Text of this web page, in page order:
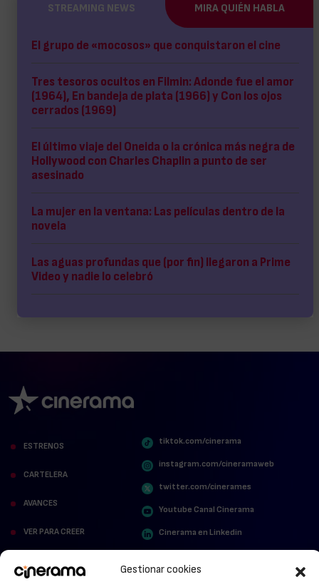
Gestionar cookies
STREAMING NEWS MIRA QUIÉN HABLA
El grupo de «mocosos» que conquistaron el cine
Tres tesoros ocultos en Filmin: Adonde fue el amor
(1964), En bandeja de plata (1966) y Con los ojos
cerrados (1969)
El último viaje del Oneida o la crónica más negra de
Hollywood con Charles Chaplin a punto de ser
asesinado
La mujer en la ventana: Las películas dentro de la
novela
Las aguas profundas que (por fin) llegaron a Prime
Video y nadie lo celebró
ESTRENOS
CARTELERA
AVANCES
VER PARA CREER
tiktok.com/cinerama
instagram.com/cineramaweb
twitter.com/cinerames
Youtube Canal Cinerama
Cinerama en Linkedin